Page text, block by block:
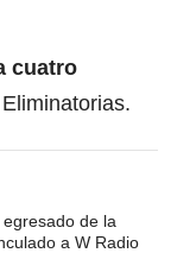
cuatro
de la
a W Radio